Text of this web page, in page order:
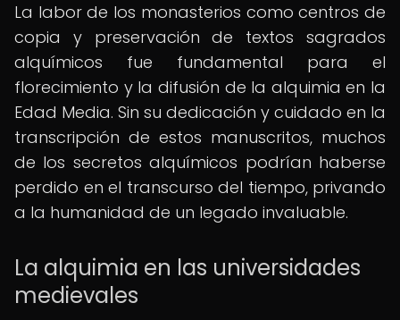
La labor de los monasterios como centros de
copia y preservación de textos sagrados
alquímicos fue fundamental para el
florecimiento y la difusión de la alquimia en la
Edad Media. Sin su dedicación y cuidado en la
transcripción de estos manuscritos, muchos
de los secretos alquímicos podrían haberse
perdido en el transcurso del tiempo, privando
a la humanidad de un legado invaluable.
La alquimia en las universidades
medievales